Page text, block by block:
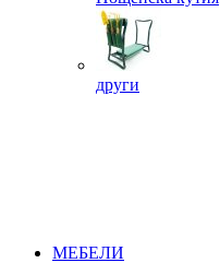
други
МЕБЕЛИ